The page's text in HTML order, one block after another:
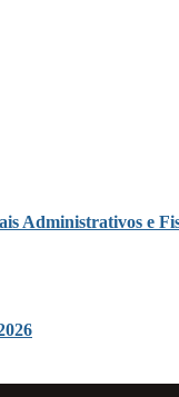
Administrativos e